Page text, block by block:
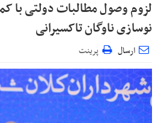
لزوم وصول مطالبات دولتی با
نوسازی ناوگان تاکسیرانی
ارسال پرینت